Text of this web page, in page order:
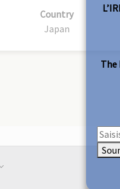
Country
Japan
The